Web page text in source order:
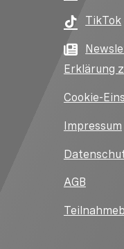
TikTok
Erklärung
Cookie-
Impressum
AGB